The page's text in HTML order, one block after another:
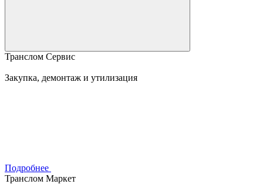
Транслом Сервис
Закупка, демонтаж и утилизация
Подробнее
Транслом Маркет